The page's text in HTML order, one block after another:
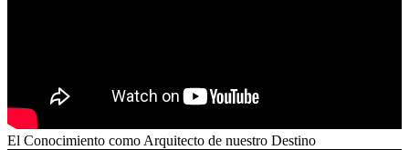
El Conocimiento como Arquitecto de nuestro Destino